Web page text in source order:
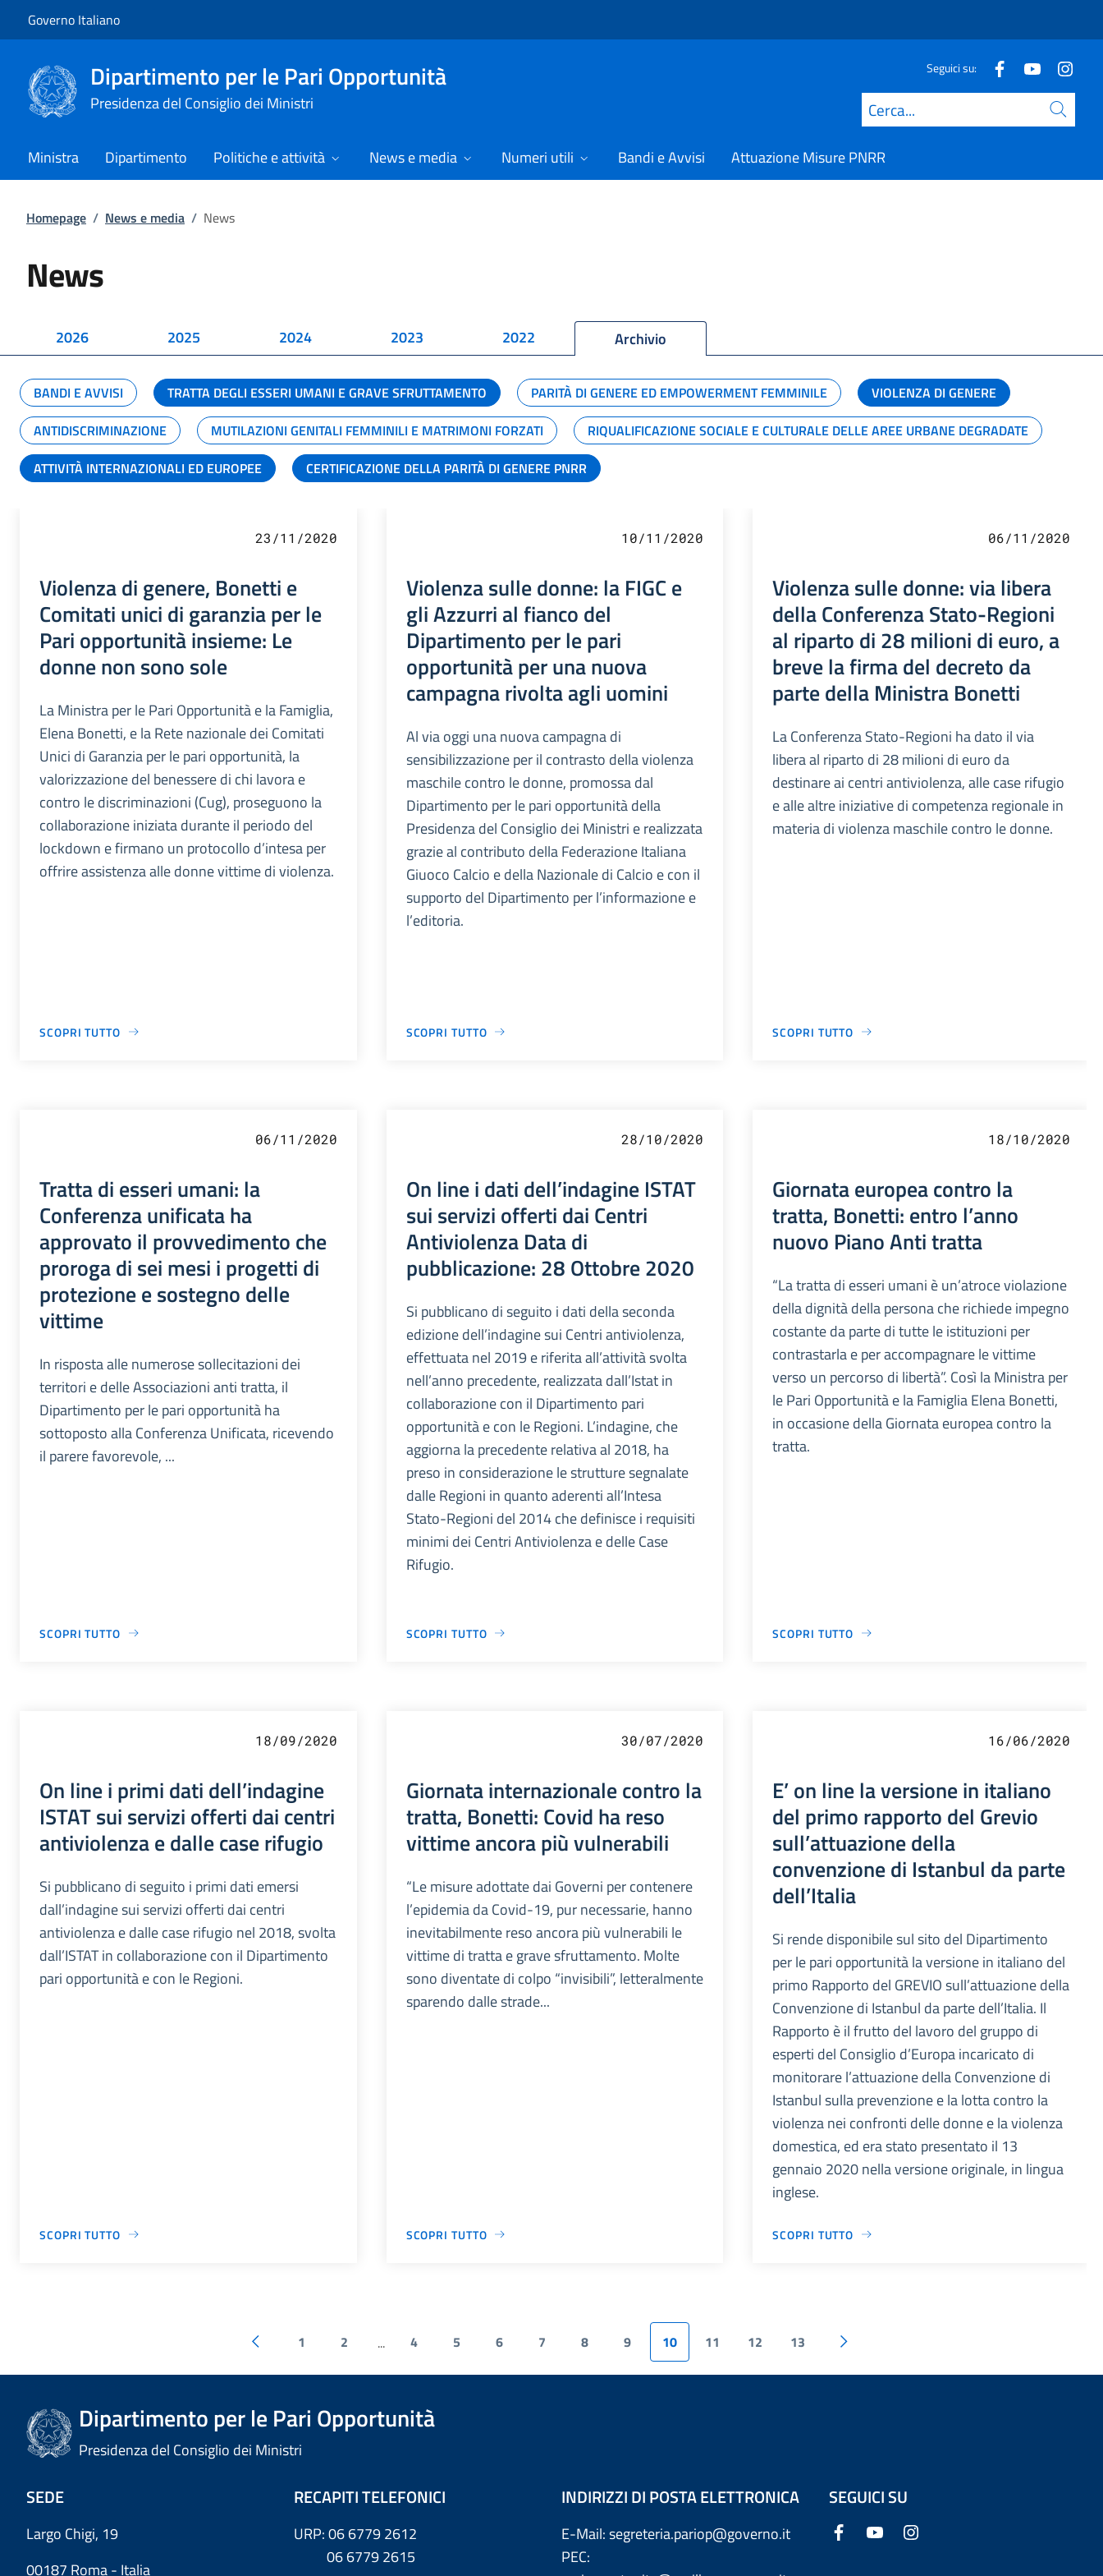
Governo Italiano
Dipartimento per le Pari Opportunità
Presidenza del Consiglio dei Ministri
Seguici su:
Cerca
Ministra Dipartimento Politiche e attività News e media Numeri utili Bandi e Avvisi Attuazione Misure PNRR
Homepage / News e media / News
News
2026 2025 2024 2023 2022 Archivio
BANDI E AVVISI TRATTA DEGLI ESSERI UMANI E GRAVE SFRUTTAMENTO PARITÀ DI GENERE ED EMPOWERMENT FEMMINILE
VIOLENZA DI GENERE
ANTIDISCRIMINAZIONE
MUTILAZIONI GENITALI FEMMINILI E MATRIMONI FORZATI
RIQUALIFICAZIONE SOCIALE E CULTURALE DELLE AREE URBANE DEGRADATE
ATTIVITÀ INTERNAZIONALI ED EUROPEE
CERTIFICAZIONE DELLA PARITÀ DI GENERE PNRR
23/11/2020
Violenza di genere, Bonetti e
Comitati unici di garanzia per le
Pari opportunità insieme: Le
donne non sono sole
La Ministra per le Pari Opportunità e la Famiglia,
Elena Bonetti, e la Rete nazionale dei Comitati
Unici di Garanzia per le pari opportunità, la
valorizzazione del benessere di chi lavora e
contro le discriminazioni (Cug), proseguono la
collaborazione iniziata durante il periodo del
lockdown e firmano un protocollo d’intesa per
offrire assistenza alle donne vittime di violenza.
SCOPRI TUTTO
10/11/2020
Violenza sulle donne: la FIGC e
gli Azzurri al fianco del
Dipartimento per le pari
opportunità per una nuova
campagna rivolta agli uomini
Al via oggi una nuova campagna di
sensibilizzazione per il contrasto della violenza
maschile contro le donne, promossa dal
Dipartimento per le pari opportunità della
Presidenza del Consiglio dei Ministri e realizzata
grazie al contributo della Federazione Italiana
Giuoco Calcio e della Nazionale di Calcio e con il
supporto del Dipartimento per l’informazione e
l’editoria.
SCOPRI TUTTO
06/11/2020
Violenza sulle donne: via libera
della Conferenza Stato-Regioni
al riparto di 28 milioni di euro, a
breve la firma del decreto da
parte della Ministra Bonetti
La Conferenza Stato-Regioni ha dato il via
libera al riparto di 28 milioni di euro da
destinare ai centri antiviolenza, alle case rifugio
e alle altre iniziative di competenza regionale in
materia di violenza maschile contro le donne.
SCOPRI TUTTO
06/11/2020
Tratta di esseri umani: la
Conferenza unificata ha
approvato il provvedimento che
proroga di sei mesi i progetti di
protezione e sostegno delle
vittime
In risposta alle numerose sollecitazioni dei
territori e delle Associazioni anti tratta, il
Dipartimento per le pari opportunità ha
sottoposto alla Conferenza Unificata, ricevendo
il parere favorevole, ...
SCOPRI TUTTO
28/10/2020
On line i dati dell’indagine ISTAT
sui servizi offerti dai Centri
Antiviolenza Data di
pubblicazione: 28 Ottobre 2020
Si pubblicano di seguito i dati della seconda
edizione dell’indagine sui Centri antiviolenza,
effettuata nel 2019 e riferita all’attività svolta
nell’anno precedente, realizzata dall’Istat in
collaborazione con il Dipartimento pari
opportunità e con le Regioni. L’indagine, che
aggiorna la precedente relativa al 2018, ha
preso in considerazione le strutture segnalate
dalle Regioni in quanto aderenti all’Intesa
Stato-Regioni del 2014 che definisce i requisiti
minimi dei Centri Antiviolenza e delle Case
Rifugio.
SCOPRI TUTTO
18/10/2020
Giornata europea contro la
tratta, Bonetti: entro l’anno
nuovo Piano Anti tratta
“La tratta di esseri umani è un’atroce violazione
della dignità della persona che richiede impegno
costante da parte di tutte le istituzioni per
contrastarla e per accompagnare le vittime
verso un percorso di libertà”. Così la Ministra per
le Pari Opportunità e la Famiglia Elena Bonetti,
in occasione della Giornata europea contro la
tratta.
SCOPRI TUTTO
18/09/2020
On line i primi dati dell’indagine
ISTAT sui servizi offerti dai centri
antiviolenza e dalle case rifugio
Si pubblicano di seguito i primi dati emersi
dall’indagine sui servizi offerti dai centri
antiviolenza e dalle case rifugio nel 2018, svolta
dall’ISTAT in collaborazione con il Dipartimento
pari opportunità e con le Regioni.
SCOPRI TUTTO
30/07/2020
Giornata internazionale contro la
tratta, Bonetti: Covid ha reso
vittime ancora più vulnerabili
“Le misure adottate dai Governi per contenere
l’epidemia da Covid-19, pur necessarie, hanno
inevitabilmente reso ancora più vulnerabili le
vittime di tratta e grave sfruttamento. Molte
sono diventate di colpo “invisibili”, letteralmente
sparendo dalle strade...
SCOPRI TUTTO
16/06/2020
E’ on line la versione in italiano
del primo rapporto del Grevio
sull’attuazione della
convenzione di Istanbul da parte
dell’Italia
Si rende disponibile sul sito del Dipartimento
per le pari opportunità la versione in italiano del
primo Rapporto del GREVIO sull’attuazione della
Convenzione di Istanbul da parte dell’Italia. Il
Rapporto è il frutto del lavoro del gruppo di
esperti del Consiglio d’Europa incaricato di
monitorare l’attuazione della Convenzione di
Istanbul sulla prevenzione e la lotta contro la
violenza nei confronti delle donne e la violenza
domestica, ed era stato presentato il 13
gennaio 2020 nella versione originale, in lingua
inglese.
SCOPRI TUTTO
1 2 ... 4 5 6 7 8 9 10 11 12 13
Dipartimento per le Pari Opportunità
Presidenza del Consiglio dei Ministri
SEDE
Largo Chigi, 19
00187 Roma - Italia
RECAPITI TELEFONICI
URP: 06 6779 2612
06 6779 2615
INDIRIZZI DI POSTA ELETTRONICA
E-Mail: segreteria.pariop@governo.it
PEC:
SEGUICI SU